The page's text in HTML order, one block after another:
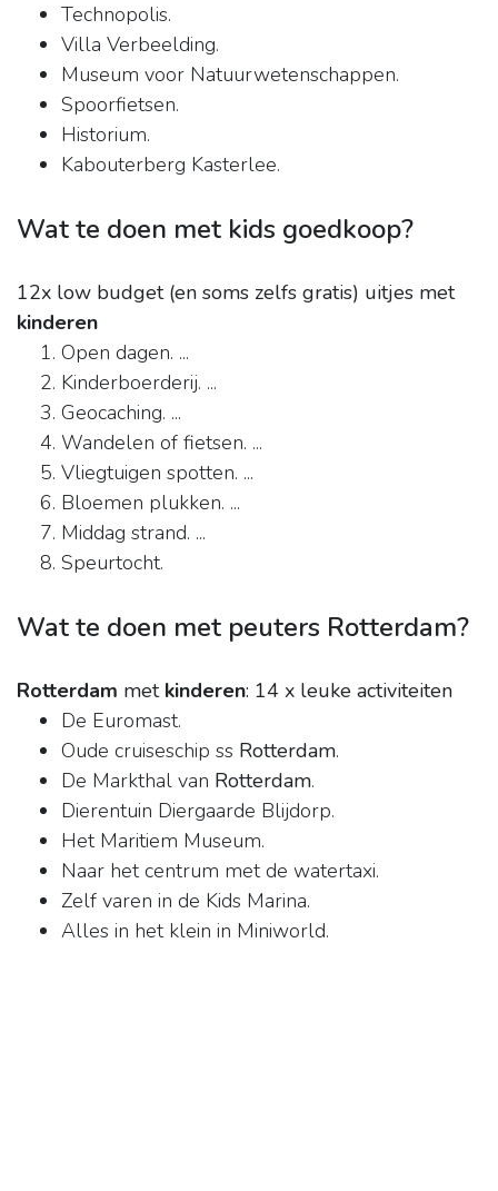
Technopolis.
Villa Verbeelding.
Museum voor Natuurwetenschappen.
Spoorfietsen.
Historium.
Kabouterberg Kasterlee.
Wat te doen met kids goedkoop?
12x low budget (en soms zelfs gratis) uitjes met
kinderen
Open dagen. ...
Kinderboerderij. ...
Geocaching. ...
Wandelen of fietsen. ...
Vliegtuigen spotten. ...
Bloemen plukken. ...
Middag strand. ...
Speurtocht.
Wat te doen met peuters Rotterdam?
Rotterdam met kinderen: 14 x leuke activiteiten
De Euromast.
Oude cruiseschip ss Rotterdam.
De Markthal van Rotterdam.
Dierentuin Diergaarde Blijdorp.
Het Maritiem Museum.
Naar het centrum met de watertaxi.
Zelf varen in de Kids Marina.
Alles in het klein in Miniworld.